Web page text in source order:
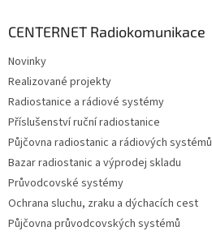
CENTERNET Radiokomunikace
Novinky
Realizované projekty
Radiostanice a rádiové systémy
Příslušenství ruční radiostanice
Půjčovna radiostanic a rádiových systémů
Bazar radiostanic a výprodej skladu
Průvodcovské systémy
Ochrana sluchu, zraku a dýchacích cest
Půjčovna průvodcovských systémů